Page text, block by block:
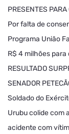
PRESENTES
Por falta de
Programa União
R$ 4 milhões
RESULTADO
SENADOR
Soldado do
Urubu colide com
acidente com